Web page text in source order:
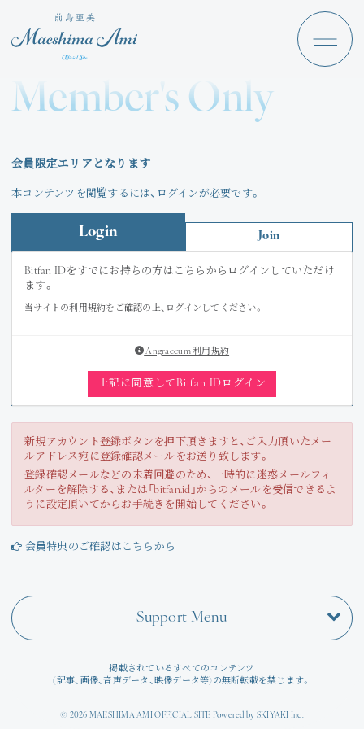
Maeshima Ami Discography
News
Profile
Store
Join
Photo
Movie
Wallpaper
Voice
回想録
Member's Only
会員限定エリアとなります
本コンテンツを閲覧するには、ログインが必要です。
Login Join
Bitfan IDをすでにお持ちの方はこちらからログインしていただけ
ます。
当サイトの利用規約をご確認の上、ログインしてください。
Angraecum 利用規約
上記に同意してBitfan IDログイン
新規アカウント登録ボタンを押下頂きますと、ご入力頂いたメー
ルアドレス宛に登録確認メールをお送り致します。
登録確認メールなどの未着回避のため、一時的に迷惑メールフィ
ルターを解除する、または「bitfan.id」からのメールを受信できるよ
うに設定頂いてからお手続きを開始してください。
会員特典のご確認はこちらから
Support Menu
掲載されているすべてのコンテンツ
(記事、画像、音声データ、映像データ等)の無断転載を禁じます。
© 2026 MAESHIMA AMI OFFICIAL SITE Powered by SKIYAKI Inc.